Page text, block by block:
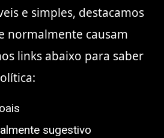
e simples, destacamos
normalmente causam
links abaixo para saber
sugestivo